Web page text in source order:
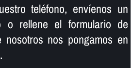
teléfono, enví­enos un
o rellene el formulario de
nosotros nos pongamos en